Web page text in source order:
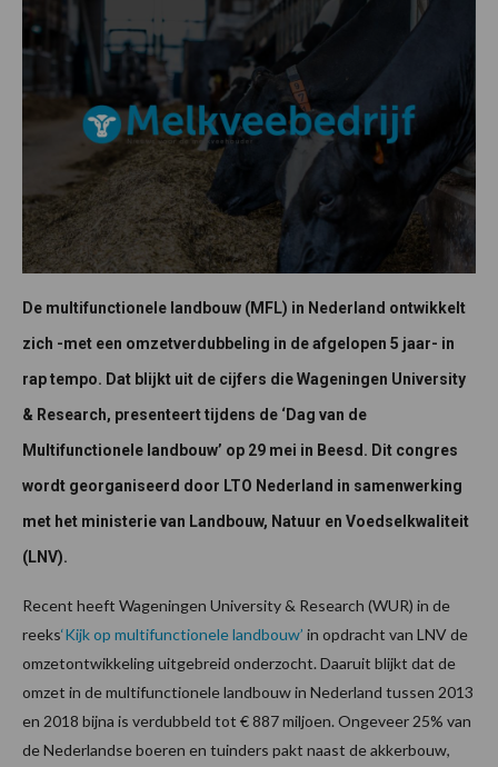
De multifunctionele landbouw (MFL) in Nederland ontwikkelt
zich -met een omzetverdubbeling in de afgelopen 5 jaar- in
rap tempo. Dat blijkt uit de cijfers die Wageningen University
& Research, presenteert tijdens de ‘Dag van de
Multifunctionele landbouw’ op 29 mei in Beesd. Dit congres
wordt georganiseerd door LTO Nederland in samenwerking
met het ministerie van Landbouw, Natuur en Voedselkwaliteit
(LNV).
Recent heeft Wageningen University & Research (WUR) in de
reeks‘Kijk op multifunctionele landbouw’ in opdracht van LNV de
omzetontwikkeling uitgebreid onderzocht. Daaruit blijkt dat de
omzet in de multifunctionele landbouw in Nederland tussen 2013
en 2018 bijna is verdubbeld tot € 887 miljoen. Ongeveer 25% van
de Nederlandse boeren en tuinders pakt naast de akkerbouw,